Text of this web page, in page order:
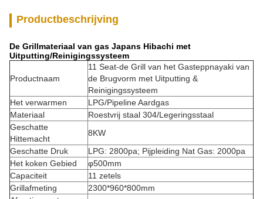
Productbeschrijving
De Grillmateriaal van gas Japans Hibachi met
Uitputting/Reinigingssysteem
Productnaam
11 Seat-de Grill van het Gasteppnayaki van
de Brugvorm met Uitputting &
Reinigingssysteem
Het verwarmen
LPG/Pipeline Aardgas
Materiaal
Roestvrij staal 304/Legeringsstaal
Geschatte
Hittemacht
8KW
Geschatte Druk
LPG: 2800pa; Pijpleiding Nat Gas: 2000pa
Het koken Gebied
φ500mm
Capaciteit
11 zetels
Grillafmeting
2300*960*800mm